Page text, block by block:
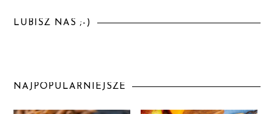
LUBISZ NAS ;-)
NAJPOPULARNIEJSZE